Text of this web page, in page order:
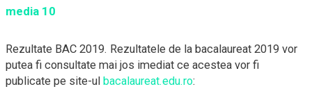
media 10
Rezultate BAC 2019. Rezultatele de la bacalaureat 2019 vor
putea fi consultate mai jos imediat ce acestea vor fi
publicate pe site-ul bacalaureat.edu.ro: